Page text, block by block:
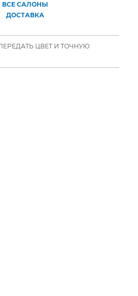
ВСЕ САЛОНЫ
ДОСТАВКА
ЦВЕТ И ТОЧНУЮ